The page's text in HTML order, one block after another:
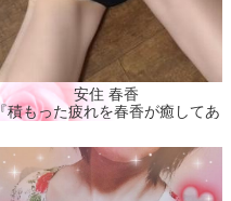
安住 春香
『積もった疲れを春香が癒してあ